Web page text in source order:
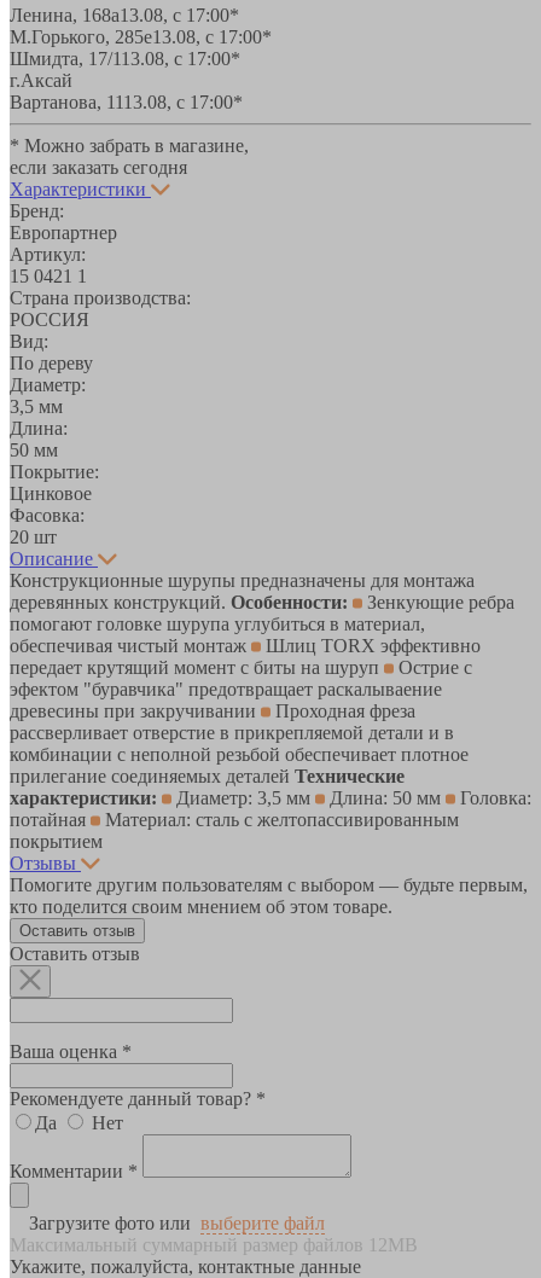
Ленина, 168а13.08, с 17:00*
М.Горького, 285е13.08, с 17:00*
Шмидта, 17/113.08, с 17:00*
г.Аксай
Вартанова, 1113.08, с 17:00*
* Можно забрать в магазине,
если заказать сегодня
Характеристики
Бренд:
Европартнер
Артикул:
15 0421 1
Страна производства:
РОССИЯ
Вид:
По дереву
Диаметр:
3,5 мм
Длина:
50 мм
Покрытие:
Цинковое
Фасовка:
20 шт
Описание
Конструкционные шурупы предназначены для монтажа
деревянных конструкций. Особенности:
Зенкующие ребра
помогают головке шурупа углубиться в материал,
обеспечивая чистый монтаж
Шлиц TORX эффективно
передает крутящий момент с биты на шуруп
Острие с
эфектом "буравчика" предотвращает раскалываение
древесины при закручивании
Проходная фреза
рассверливает отверстие в прикрепляемой детали и в
комбинации с неполной резьбой обеспечивает плотное
прилегание соединяемых деталей Технические
характеристики:
Диаметр: 3,5 мм Длина: 50 мм
Головка:
потайная
Материал: сталь с желтопассивированным
покрытием
Отзывы
Помогите другим пользователям с выбором — будьте первым,
кто поделится своим мнением об этом товаре.
Оставить отзыв
Оставить отзыв
Ваша оценка *
Рекомендуете данный товар? *
Да
Нет
Комментарии *
Загрузите фото или выберите файл
Максимальный суммарный размер файлов 12MB
Укажите, пожалуйста, контактные данные